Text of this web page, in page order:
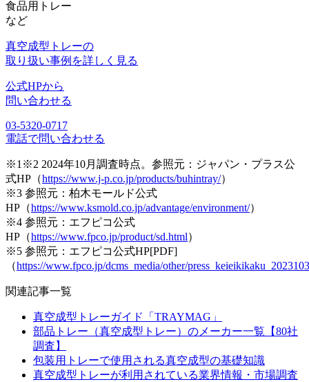
食品用トレー
など
真空成型トレーの
取り扱い事例を詳しく見る
公式HPから
問い合わせる
03-5320-0717
電話で問い合わせる
※1※2 2024年10月調査時点。参照元：ジャパン・プラス公
式HP（https://www.j-p.co.jp/products/buhintray/）
※3 参照元：柏木モールド公式
HP（https://www.ksmold.co.jp/advantage/environment/）
※4 参照元：エフピコ公式
HP（https://www.fpco.jp/product/sd.html）
※5 参照元：エフピコ公式HP[PDF]
（https://www.fpco.jp/dcms_media/other/
関連記事一覧
真空成型トレーガイド「TRAYMAG」
部品トレー（真空成型トレー）のメーカー一覧【80社
調査】
包装用トレーで使用される真空成型の基礎知識
真空成型トレーが利用されている業界情報・市場調査